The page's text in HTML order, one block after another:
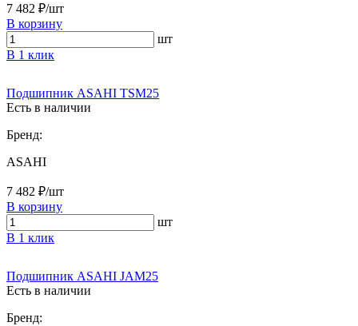
7 482 ₽/шт
В корзину
шт
В 1 клик
Подшипник ASAHI TSM25
Есть в наличии
Бренд:
ASAHI
7 482 ₽/шт
В корзину
шт
В 1 клик
Подшипник ASAHI JAM25
Есть в наличии
Бренд: